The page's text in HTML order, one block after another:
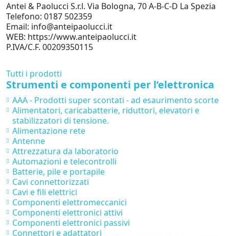
Antei & Paolucci S.r.l. Via Bologna, 70 A-B-C-D La Spezia
Telefono: 0187 502359
Email: info@anteipaolucci.it
WEB: https://www.anteipaolucci.it
P.IVA/C.F. 00209350115
Tutti i prodotti
Strumenti e componenti per l’elettronica
AAA - Prodotti super scontati - ad esaurimento scorte
Alimentatori, caricabatterie, riduttori, elevatori e
stabilizzatori di tensione.
Alimentazione rete
Antenne
Attrezzatura da laboratorio
Automazioni e telecontrolli
Batterie, pile e portapile
Cavi connettorizzati
Cavi e fili elettrici
Componenti elettromeccanici
Componenti elettronici attivi
Componenti elettronici passivi
Connettori e adattatori